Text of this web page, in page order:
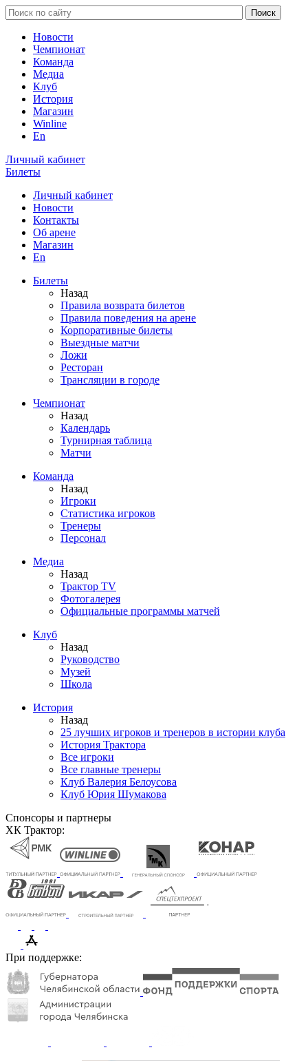
Новости
Чемпионат
Команда
Медиа
Клуб
История
Магазин
Winline
En
Личный кабинет
Билеты
Личный кабинет
Новости
Контакты
Об арене
Магазин
En
Билеты
Назад
Правила возврата билетов
Правила поведения на арене
Корпоративные билеты
Выездные матчи
Ложи
Ресторан
Трансляции в городе
Чемпионат
Назад
Календарь
Турнирная таблица
Матчи
Команда
Назад
Игроки
Статистика игроков
Тренеры
Персонал
Медиа
Назад
Трактор TV
Фотогалерея
Официальные программы матчей
Клуб
Назад
Руководство
Музей
Школа
История
Назад
25 лучших игроков и тренеров в истории клуба
История Трактора
Все игроки
Все главные тренеры
Клуб Валерия Белоусова
Клуб Юрия Шумакова
Спонсоры и партнеры
ХК Трактор:
При поддержке: